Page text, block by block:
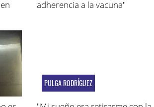
adherencia a la vacuna"
PULGA RODRÍGUEZ